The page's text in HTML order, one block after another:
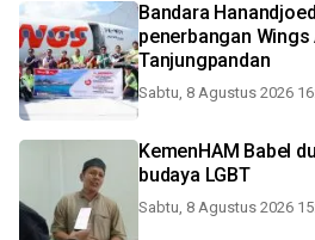
Bandara
penerbangan
Tanjungpandan
Sabtu, 8 Agustus 2026
KemenHAM Babel
budaya LGBT
Sabtu, 8 Agustus 2026